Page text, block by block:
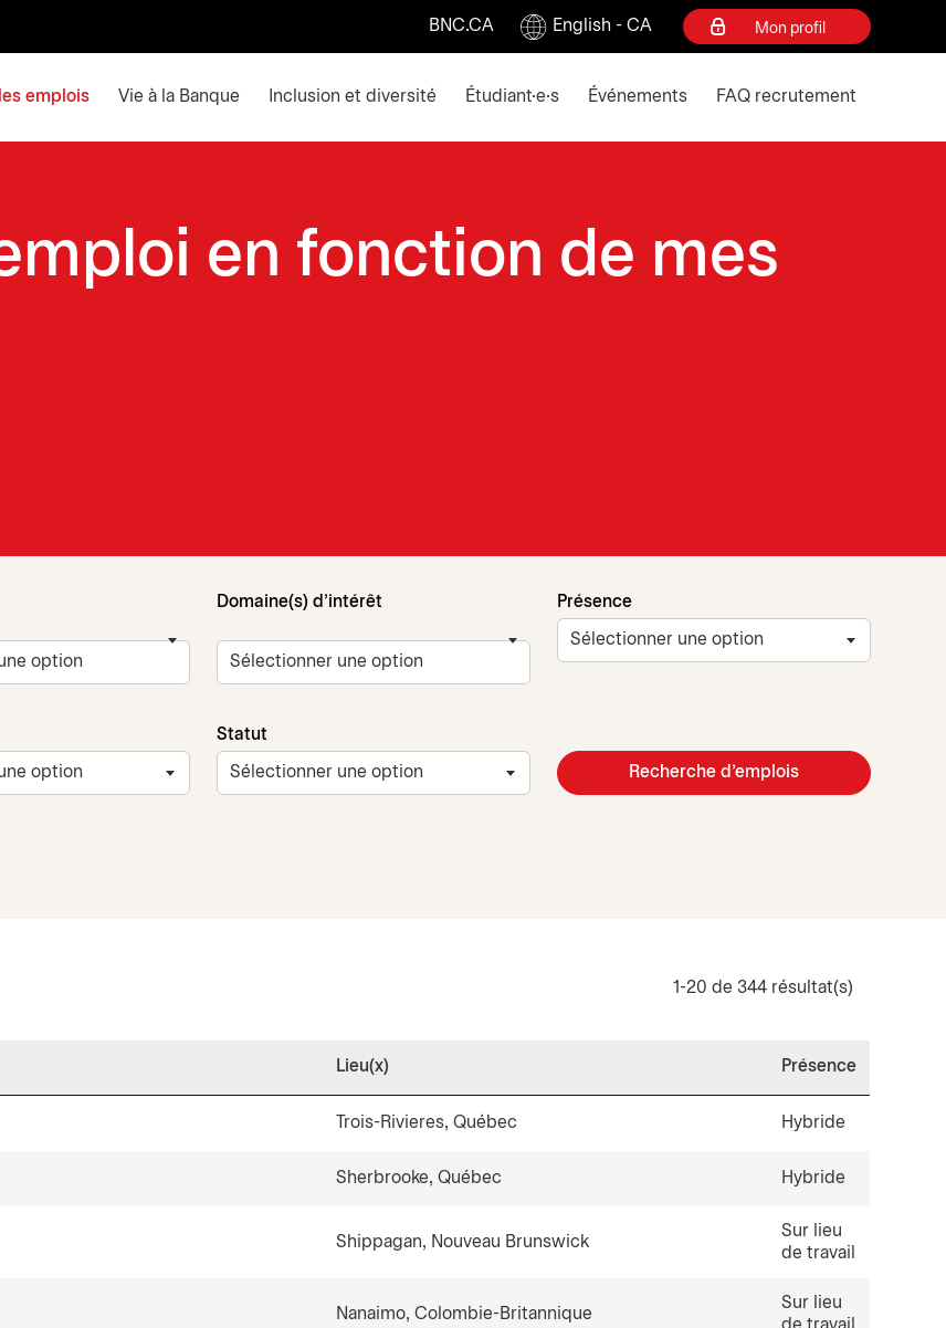
BNC.CA English - CA Mon profil
les emplois
Vie à la Banque Inclusion et diversité Étudiant·e·s Événements FAQ recrutement
en fonction de mes
Domaine(s) d'intérêt Présence
Statut
Recherche d’emplois
1-20 de 344 résultat(s)
Lieu(x) Présence
Trois-Rivieres, Québec Hybride
Sherbrooke, Québec Hybride
Shippagan, Nouveau Brunswick
Sur lieu
de travail
Nanaimo, Colombie-Britannique
Sur lieu